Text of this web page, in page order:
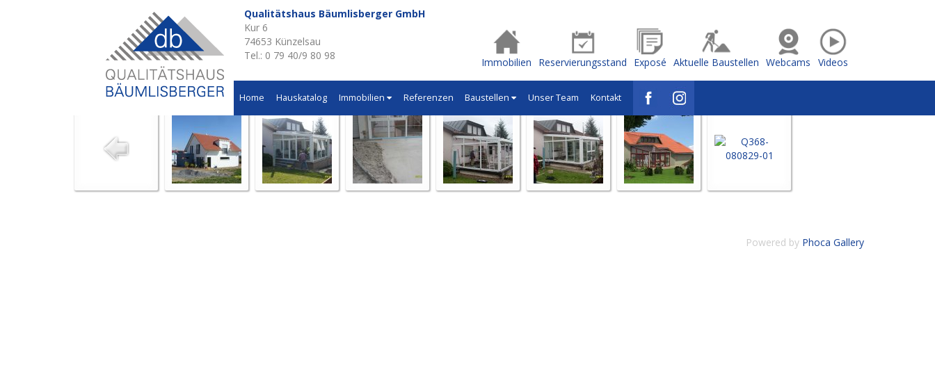
Qualitätshaus Bäumlisberger GmbH
Kur 6
74653 Künzelsau
Tel.: 0 79 40/9 80 98
Immobilien Reservierungsstand Exposé Aktuelle Baustellen Webcams Videos
Home Hauskatalog Immobilien Referenzen Baustellen Unser Team Kontakt
Aktuelle Baustellen - Q368
Wintergartenanbau in Gaisbach
Powered by Phoca Gallery